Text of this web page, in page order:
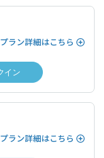
プラン詳細はこちら
イン
プラン詳細はこちら